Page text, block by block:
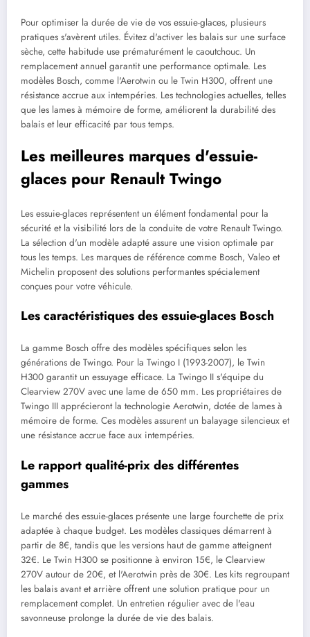
Pour optimiser la durée de vie de vos essuie-glaces, plusieurs
pratiques s'avèrent utiles. Évitez d'activer les balais sur une surface
sèche, cette habitude use prématurément le caoutchouc. Un
remplacement annuel garantit une performance optimale. Les
modèles Bosch, comme l'Aerotwin ou le Twin H300, offrent une
résistance accrue aux intempéries. Les technologies actuelles, telles
que les lames à mémoire de forme, améliorent la durabilité des
balais et leur efficacité par tous temps.
Les meilleures marques d'essuie-
glaces pour Renault Twingo
Les essuie-glaces représentent un élément fondamental pour la
sécurité et la visibilité lors de la conduite de votre Renault Twingo.
La sélection d'un modèle adapté assure une vision optimale par
tous les temps. Les marques de référence comme Bosch, Valeo et
Michelin proposent des solutions performantes spécialement
conçues pour votre véhicule.
Les caractéristiques des essuie-glaces Bosch
La gamme Bosch offre des modèles spécifiques selon les
générations de Twingo. Pour la Twingo I (1993-2007), le Twin
H300 garantit un essuyage efficace. La Twingo II s'équipe du
Clearview 270V avec une lame de 650 mm. Les propriétaires de
Twingo III apprécieront la technologie Aerotwin, dotée de lames à
mémoire de forme. Ces modèles assurent un balayage silencieux et
une résistance accrue face aux intempéries.
Le rapport qualité-prix des différentes
gammes
Le marché des essuie-glaces présente une large fourchette de prix
adaptée à chaque budget. Les modèles classiques démarrent à
partir de 8€, tandis que les versions haut de gamme atteignent
32€. Le Twin H300 se positionne à environ 15€, le Clearview
270V autour de 20€, et l'Aerotwin près de 30€. Les kits regroupant
les balais avant et arrière offrent une solution pratique pour un
remplacement complet. Un entretien régulier avec de l'eau
savonneuse prolonge la durée de vie des balais.